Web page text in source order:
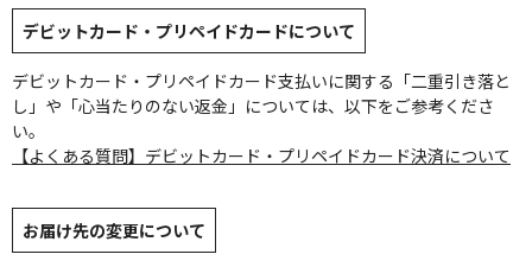
デビットカード・プリペイドカードについて
デビットカード・プリペイドカード支払いに関する「二重引き落と
し」や「心当たりのない返金」については、以下をご参考くださ
い。
【よくある質問】デビットカード・プリペイドカード決済について
お届け先の変更について